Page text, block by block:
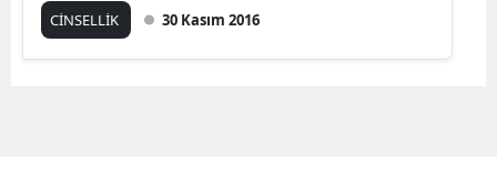
CİNSELLİK 30 Kasım 2016